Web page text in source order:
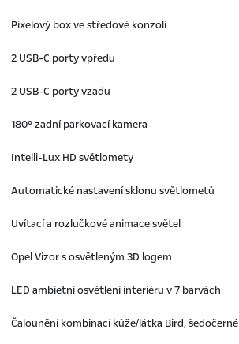
Pixelový box ve středové konzoli
2 USB-C porty vpředu
2 USB-C porty vzadu
180° zadní parkovací kamera
Intelli-Lux HD světlomety
Automatické nastavení sklonu světlometů
Uvítací a rozlučkové animace světel
Opel Vizor s osvětleným 3D logem
LED ambietní osvětlení interiéru v 7 barvách
Čalounění kombinací kůže/látka Bird, šedočerné